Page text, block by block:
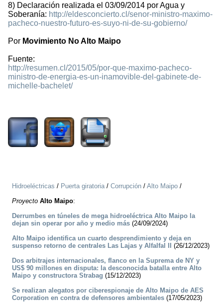
8) Declaración realizada el 03/09/2014 por Agua y
Soberanía: http://eldesconcierto.cl/senor-ministro-maximo-
pacheco-nuestro-futuro-es-suyo-ni-de-su-gobierno/
Por Movimiento No Alto Maipo
Fuente:
http://resumen.cl/2015/05/por-que-maximo-pacheco-
ministro-de-energia-es-un-inamovible-del-gabinete-de-
michelle-bachelet/
Hidroeléctricas / Puerta giratoria/ Corrupción / Alto Maipo /
Proyecto Alto Maipo:
Derrumbes en túneles de mega hidroeléctrica Alto Maipo la
dejan sin operar por año y medio más (24/09/2024)
Alto Maipo identifica un cuarto desprendimiento y deja en
suspenso retorno de centrales Las Lajas y Alfalfal II
(26/12/2023)
Dos arbitrajes internacionales, flanco en la Suprema de NY y
US$ 90 millones en disputa: la desconocida batalla entre Alto
Maipo y constructora Strabag (15/12/2023)
Se realizan alegatos por ciberespionaje de Alto Maipo de AES
Corporation en contra de defensores ambientales (17/05/2023)